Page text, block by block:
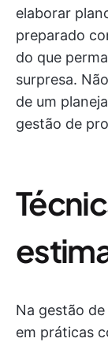
elaborar
preparado
do que
surpresa.
de um
gestão de
Na gestão
em práticas